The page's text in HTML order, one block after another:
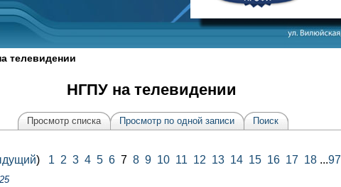
телевидении
НГПУ на телевидении
Просмотр списка Просмотр по одной записи Поиск
) 1 2 3 4 5 67 8 9 10 11 12 13 14 15 16 17 18...97